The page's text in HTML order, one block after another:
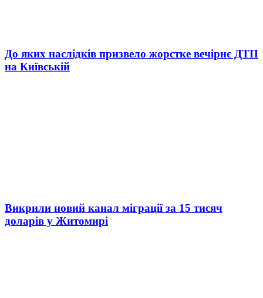
До яких наслідків призвело жорстке вечірнє ДТП
на Київській
Викрили новий канал міграції за 15 тисяч
доларів у Житомирі